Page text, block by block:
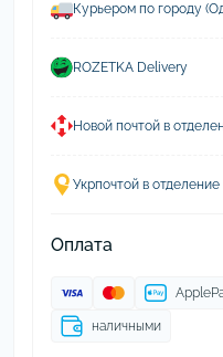
Курьером по городу
ROZETKA Delivery
Новой почтой в
Укрпочтой в
Оплата
наличными